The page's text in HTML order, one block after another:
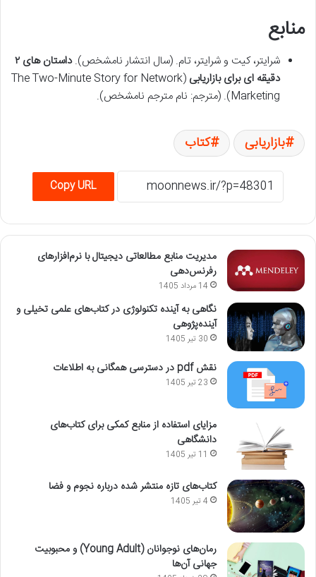
منابع
شرایتر، کیت و شرایتر، تام. (سال انتشار نامشخص).
داستان های ۲
دقیقه ای برای بازاریابی (The Two-Minute Story for Network
Marketing). (مترجم: نام مترجم نامشخص).
بازاریابی کتاب
Copy URL
مدیریت منابع مطالعاتی دیجیتال با نرم‌افزارهای
رفرنس‌دهی
14 مرداد 1405
نگاهی به آینده تکنولوژی در کتاب‌های علمی تخیلی و
آینده‌پژوهی
30 تیر 1405
نقش pdf در دسترسی همگانی به اطلاعات
23 تیر 1405
مزایای استفاده از منابع کمکی برای کتاب‌های
دانشگاهی
11 تیر 1405
کتاب‌های تازه منتشر شده درباره نجوم و فضا
4 تیر 1405
رمان‌های نوجوانان (Young Adult) و محبوبیت
جهانی آن‌ها